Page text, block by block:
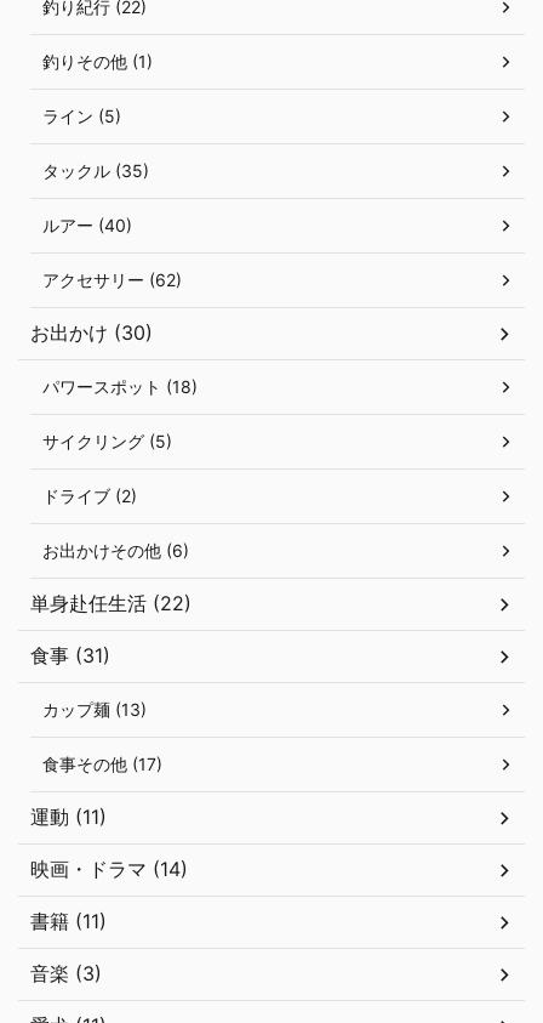
釣り紀行 (22)
釣りその他 (1)
ライン (5)
タックル (35)
ルアー (40)
アクセサリー (62)
お出かけ (30)
パワースポット (18)
サイクリング (5)
ドライブ (2)
お出かけその他 (6)
単身赴任生活 (22)
食事 (31)
カップ麺 (13)
食事その他 (17)
運動 (11)
映画・ドラマ (14)
書籍 (11)
音楽 (3)